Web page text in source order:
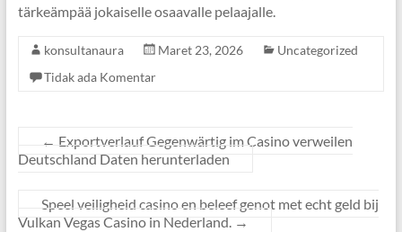
tärkeämpää jokaiselle osaavalle pelaajalle.
konsultanaura Maret 23, 2026
Uncategorized
Tidak ada Komentar
← Exportverlauf Gegenwärtig im Casino verweilen
Deutschland Daten herunterladen
Speel veiligheid casino en beleef genot met echt geld bij
Vulkan Vegas Casino in Nederland. →